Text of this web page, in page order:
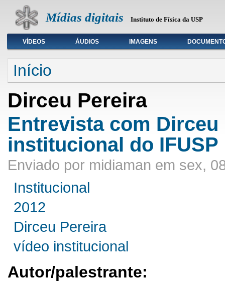
Mídias digitais Instituto de Física da USP
Seleção de tipo de mídia
VÍDEOS ÁUDIOS IMAGENS
Início
Dirceu Pereira
Entrevista com
institucional do IFUSP
Enviado por midiaman em sex,
Institucional
2012
Dirceu Pereira
vídeo institucional
Autor/palestrante: